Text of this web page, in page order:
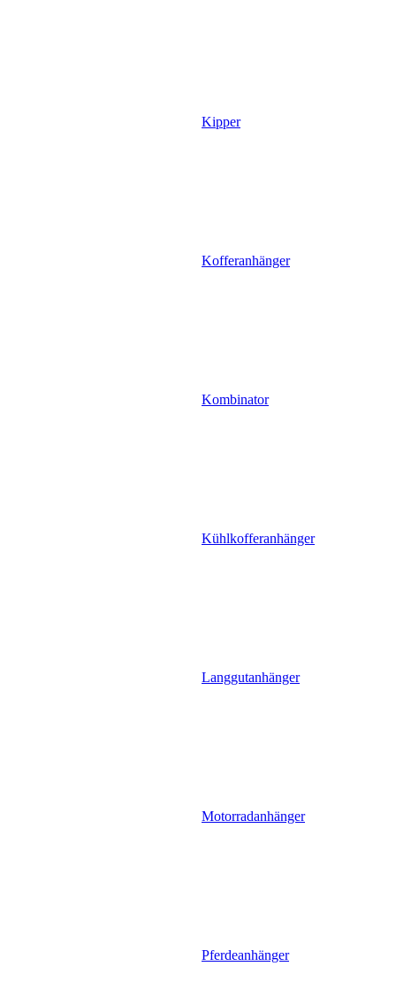
Kipper
Kofferanhänger
Kombinator
Kühlkofferanhänger
Langgutanhänger
Motorradanhänger
Pferdeanhänger